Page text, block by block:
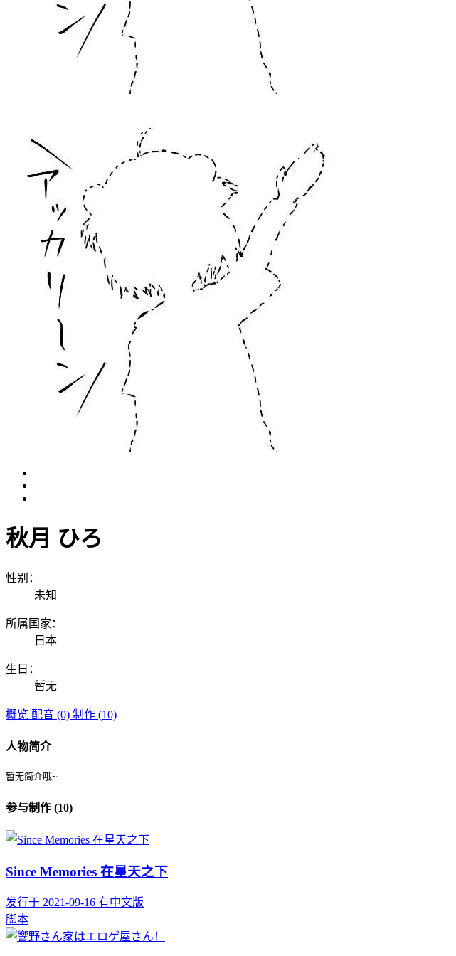
秋月 ひろ
性别：
未知
所属国家：
日本
生日：
暂无
概览 配音 (0) 制作 (10)
人物简介
暂无简介哦~
参与制作 (10)
Since Memories 在星天之下
发行于 2021-09-16 有中文版
脚本